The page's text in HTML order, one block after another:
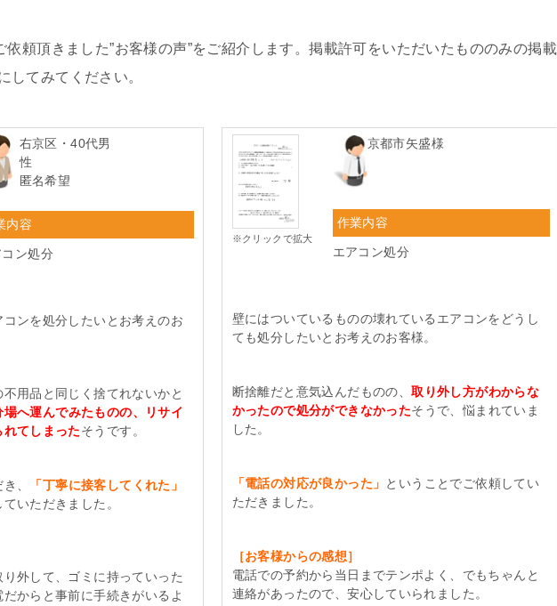
頼頂きました”お客様の声”をご紹介します。掲載許可をいただいたもののみの掲載
してみてください。
右京区・40代男
性
匿名希望
内容
コン処分
ンを処分したいとお考えのお
用品と同じく捨てれないかと
場へ運んでみたものの、リサイ
てしまったそうです。
、
「丁寧に接客してくれた」
いただきました。
外して、ゴミに持っていった
からと事前に手続きがいるよ
※クリックで拡大
京都市矢盛様
作業内容
エアコン処分
壁にはついているものの壊れているエアコンをどうし
ても処分したいとお考えのお客様。
断捨離だと意気込んだものの、取り外し方がわからな
かったので処分ができなかったそうで、悩まれていま
した。
「電話の対応が良かった」 ということでご依頼してい
ただきました。
［お客様からの感想］
電話での予約から当日までテンポよく、でもちゃんと
連絡があったので、安心していられました。